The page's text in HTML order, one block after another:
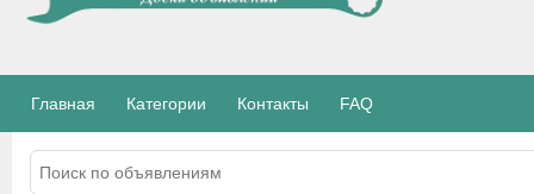
Главная Категории Контакты FAQ